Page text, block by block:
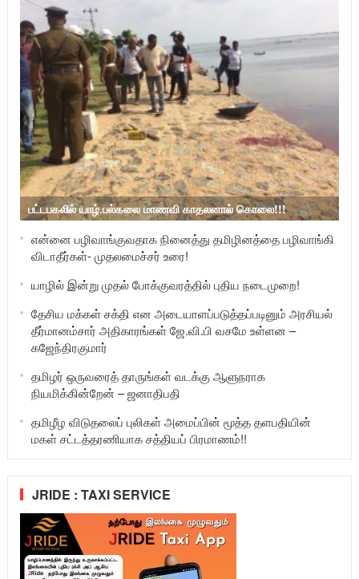
பட்டபகலில் யாழ்.பல்கலை மாணவி காதலனால் கொலை!!!
என்னை பழிவாங்குவதாக நினைத்து தமிழினத்தை பழிவாங்கி
விடாதீர்கள்- முதலமைச்சர் உரை!
யாழில் இன்று முதல் போக்குவரத்தில் புதிய நடைமுறை!
தேசிய மக்கள் சக்தி என அடையாளப்படுத்தப்படினும் அரசியல்
தீர்மானம்சார் அதிகாரங்கள் ஜே.வி.பி வசமே உள்ளன –
கஜேந்திரகுமார்
தமிழர் ஒருவரைத் தாருங்கள் வடக்கு ஆளுநராக
நியமிக்கின்றேன் – ஜனாதிபதி
தமிழீழ விடுதலைப் புலிகள் அமைப்பின் மூத்த தளபதியின்
மகள் சட்டத்தரணியாக சத்தியப் பிரமாணம்!!
JRIDE : TAXI SERVICE